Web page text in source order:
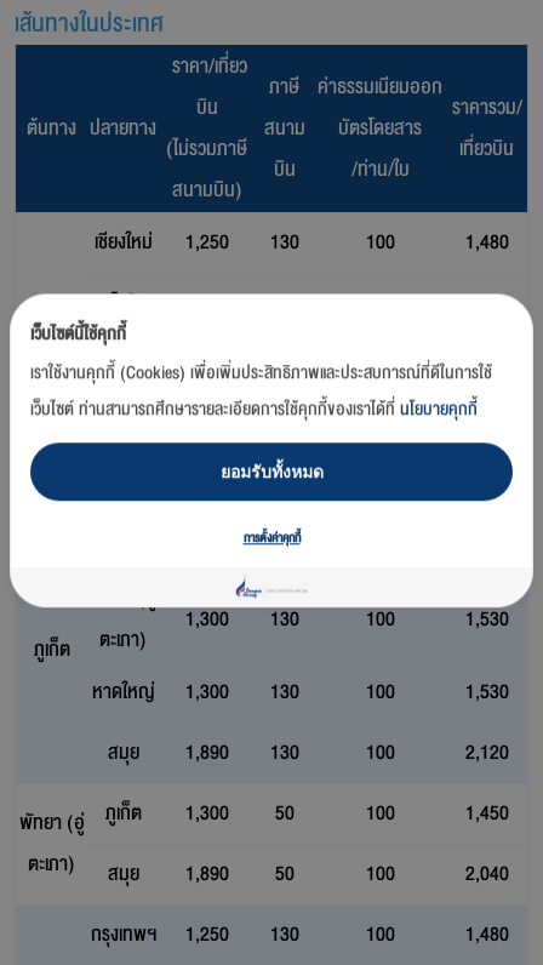
เส้นทางในประเทศ
ต้นทาง ปลายทาง
ราคา/เที่ยว
บิน
(ไม่รวมภาษี
สนามบิน)
ภาษี
สนาม
บิน
ค่าธรรมเนียมออก
บัตรโดยสาร
/ท่าน/ใบ
ราคารวม/
เที่ยวบิน
กรุงเทพฯ
เชียงใหม่ 1,250 130 100
1,480
สุโขทัย
1,250 130 100
1,480
ตราด
1,300 130 100
1,530
กระบี่
1,300 130 100
1,530
1,300 130 1,530
ภูเก็ต
130
ตะเภา)
1,300 130 100 1,530
หาดใหญ่ 1,300 130 100
1,530
สมุย
1,890 130 100
2,120
พัทยา (อู่
ตะเภา)
ภูเก็ต 1,300 50 100
1,450
สมุย
1,890 50 100 2,040
กรุงเทพฯ 1,250 130 100
1,480
เว็บไซต์นี้ใช้คุกกี้
เราใช้งานคุกกี้ (Cookies) เพื่อเพิ่มประสิทธิภาพและประสบการณ์ที่ดีในการใช้
เว็บไซต์ ท่านสามารถศึกษารายละเอียดการใช้คุกกี้ของเราได้ที่นโยบายคุกกี้
ยอมรับทั้งหมด
การตั้งค่าคุกกี้